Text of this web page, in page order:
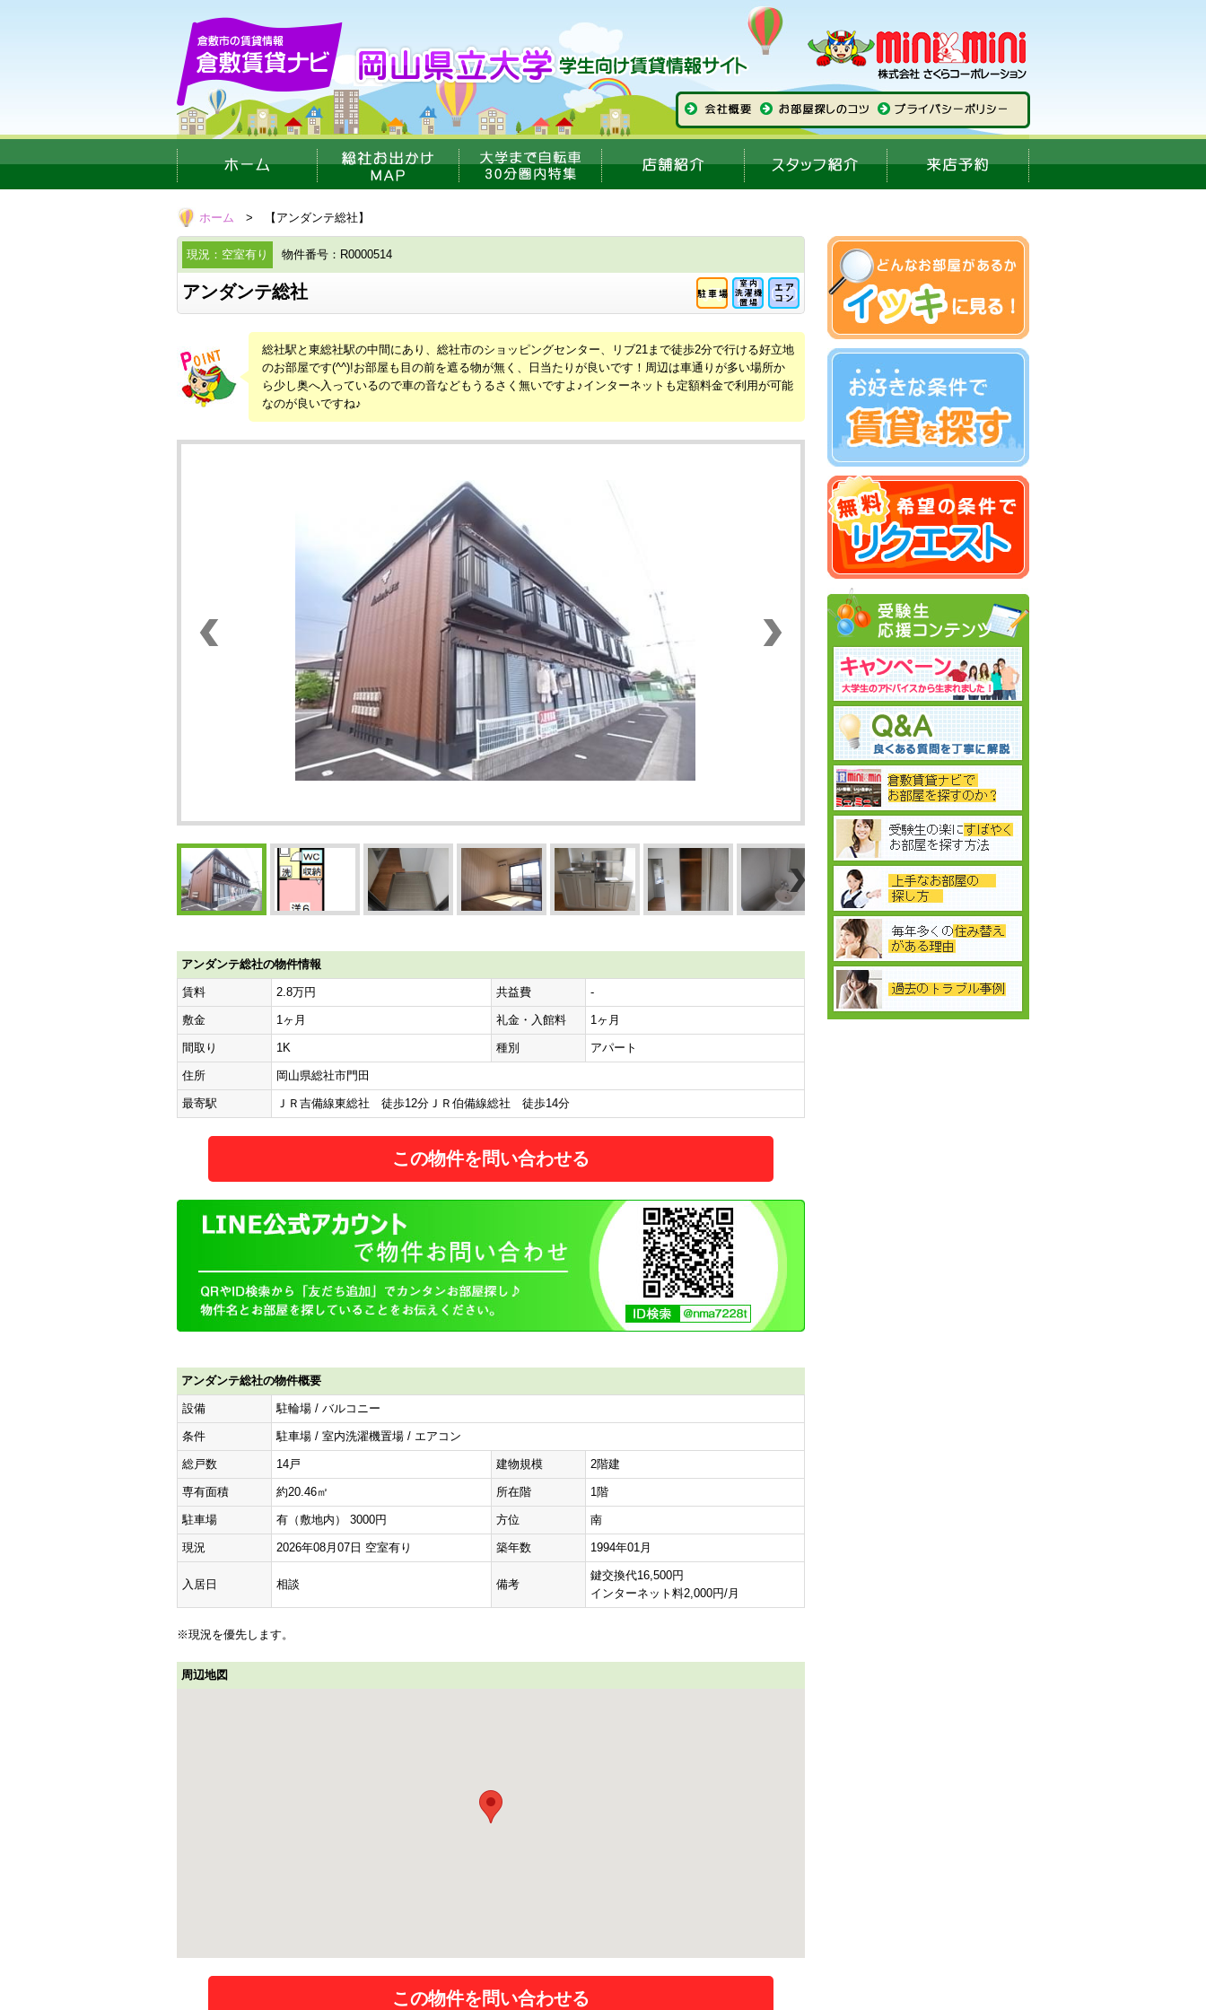
ホーム > 【アンダンテ総社】
現況：空室有り 物件番号：R0000514
アンダンテ総社
総社駅と東総社駅の中間にあり、総社市のショッピングセンター、リブ21まで徒歩2分で行ける好立地
のお部屋です(^^)!お部屋も目の前を遮る物が無く、日当たりが良いです！周辺は車通りが多い場所か
ら少し奥へ入っているので車の音などもうるさく無いですよ♪インターネットも定額料金で利用が可能
なのが良いですね♪
アンダンテ総社の物件情報
賃料 2.8万円 共益費 -
敷金 1ヶ月 礼金・入館料 1ヶ月
間取り 1K 種別 アパート
住所 岡山県総社市門田
最寄駅 ＪＲ吉備線東総社 徒歩12分ＪＲ伯備線総社 徒歩14分
この物件を問い合わせる
アンダンテ総社の物件概要
設備 駐輪場 / バルコニー
条件 駐車場 / 室内洗濯機置場 / エアコン
総戸数 14戸 建物規模 2階建
専有面積 約20.46㎡ 所在階 1階
駐車場 有（敷地内） 3000円 方位 南
現況 2026年08月07日 空室有り 築年数 1994年01月
入居日 相談 備考
鍵交換代16,500円
インターネット料2,000円/月
※現況を優先します。
周辺地図
この物件を問い合わせる